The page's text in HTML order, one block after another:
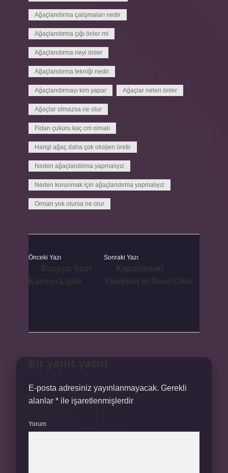
Ağaçlandırma çalışmaları nedir
Ağaçlandırma çığı önler mi
Ağaçlandırma neyi önler
Ağaçlandırma tekniği nedir
Ağaçlandırmayı kim yapar Ağaçlar neleri önler
Ağaçlar olmazsa ne olur
Fidan çukuru kaç cm olmalı
Hangi ağaç daha çok oksijen üretir
Neden ağaçlandırma yapmalıyız
Neden korunmak için ağaçlandırma yapmalıyız
Orman yok olursa ne olur
Önceki Yazı Sonraki Yazı
E-posta adresiniz yayınlanmayacak. Gerekli
alanlar * ile işaretlenmişlerdir
Yorum